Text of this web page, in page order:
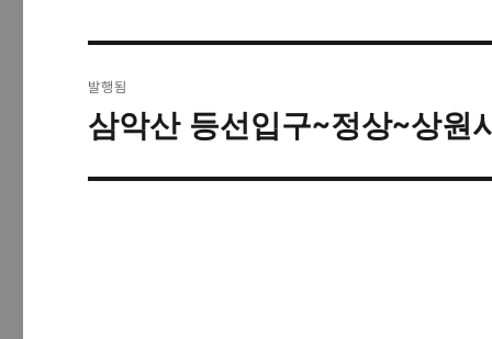
탐
발행됨
삼악산 등선입구~정상~상원